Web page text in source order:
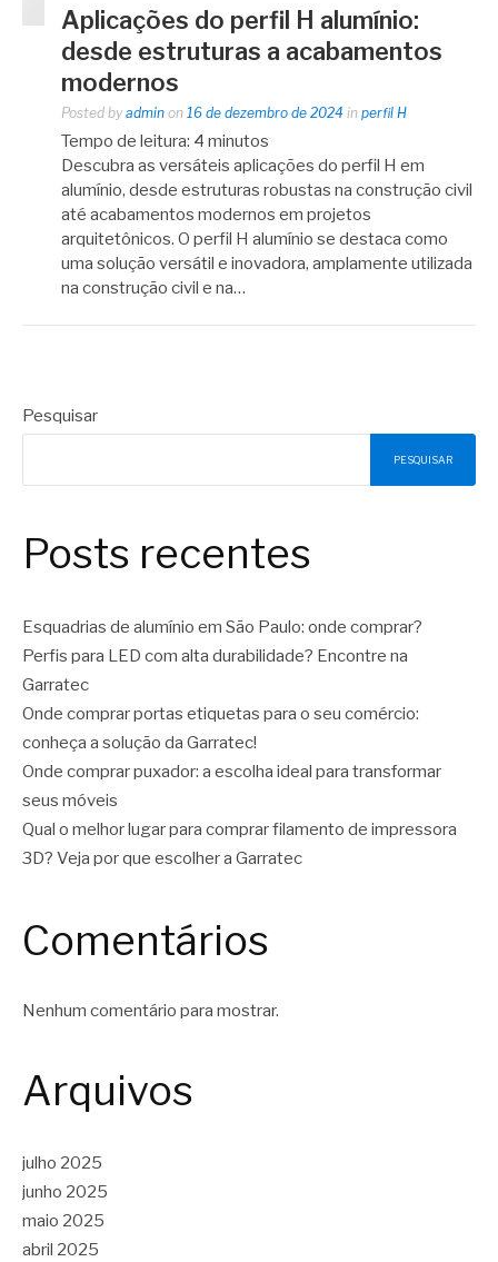
Aplicações do perfil H alumínio:
desde estruturas a acabamentos
modernos
Posted by admin on 16 de dezembro de 2024 in perfil H
Tempo de leitura: 4 minutos
Descubra as versáteis aplicações do perfil H em
alumínio, desde estruturas robustas na construção civil
até acabamentos modernos em projetos
arquitetônicos. O perfil H alumínio se destaca como
uma solução versátil e inovadora, amplamente utilizada
na construção civil e na…
Pesquisar
PESQUISAR
Posts recentes
Esquadrias de alumínio em São Paulo: onde comprar?
Perfis para LED com alta durabilidade? Encontre na
Garratec
Onde comprar portas etiquetas para o seu comércio:
conheça a solução da Garratec!
Onde comprar puxador: a escolha ideal para transformar
seus móveis
Qual o melhor lugar para comprar filamento de impressora
3D? Veja por que escolher a Garratec
Comentários
Nenhum comentário para mostrar.
Arquivos
julho 2025
junho 2025
maio 2025
abril 2025